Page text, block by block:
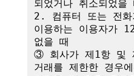
되었거나 취소되었을
2. 컴퓨터 또는 전화
이용하는 이용자가
없을 때
③ 회사가 제1항 및
거래를 제한한 경우